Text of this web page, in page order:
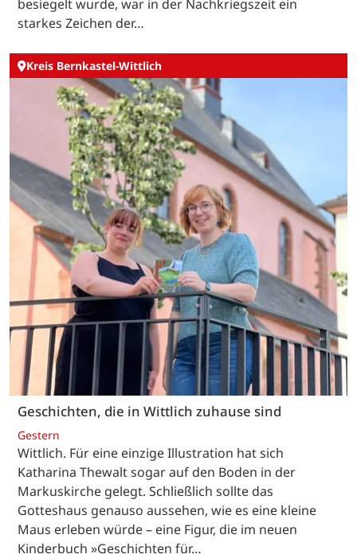
besiegelt wurde, war in der Nachkriegszeit ein
starkes Zeichen der…
Kreis Bernkastel-Wittlich
Geschichten, die in Wittlich zuhause sind
Gestern
Wittlich. Für eine einzige Illustration hat sich
Katharina Thewalt sogar auf den Boden in der
Markuskirche gelegt. Schließlich sollte das
Gotteshaus genauso aussehen, wie es eine kleine
Maus erleben würde – eine Figur, die im neuen
Kinderbuch »Geschichten für…